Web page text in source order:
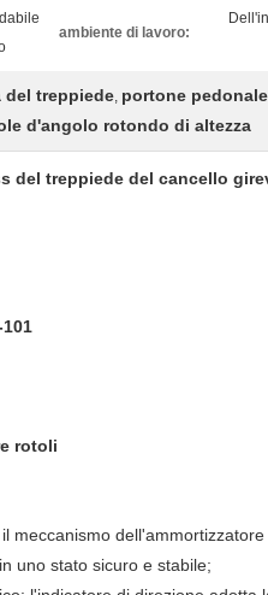
ambiente di lavoro:
del treppiede, portone
d'angolo rotondo di altezza
del treppiede del cancello
rotoli
meccanismo
uno stato sicuro e stabile;